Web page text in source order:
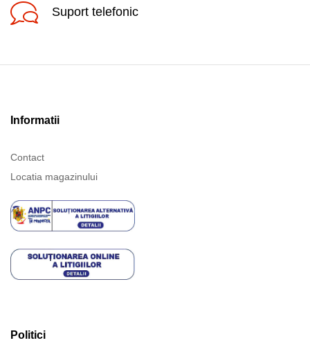
Suport telefonic
Informatii
Contact
Locatia magazinului
Politici